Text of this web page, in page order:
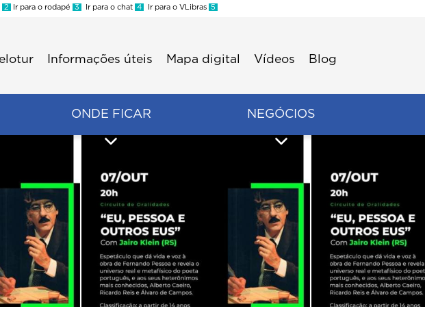
2 Ir para o rodapé 3 Ir para o chat 4 Ir para o VLibras 5
Informações úteis Mapa digital Vídeos Blog
ONDE FICAR NEGÓCIOS